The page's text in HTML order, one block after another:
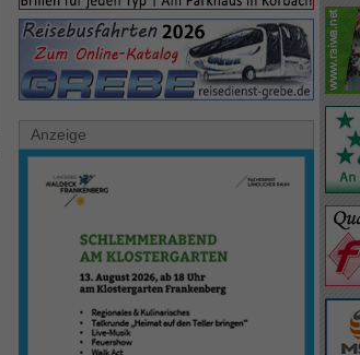
Anzeige